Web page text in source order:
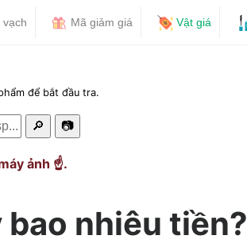
vạch Mã giảm giá Vật giá
để bắt đầu tra.
🔎 📷
ảnh ☝️.
bao nhiêu tiền?